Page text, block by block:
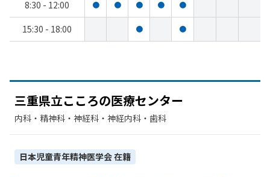
8:30 - 12:00 ● ● ● ● ●
15:30 - 18:00 ● ●
三重県立こころの医療センター
内科・​精神科・神経科・​神経内科・​歯科
日本児童青年精神医学会在籍